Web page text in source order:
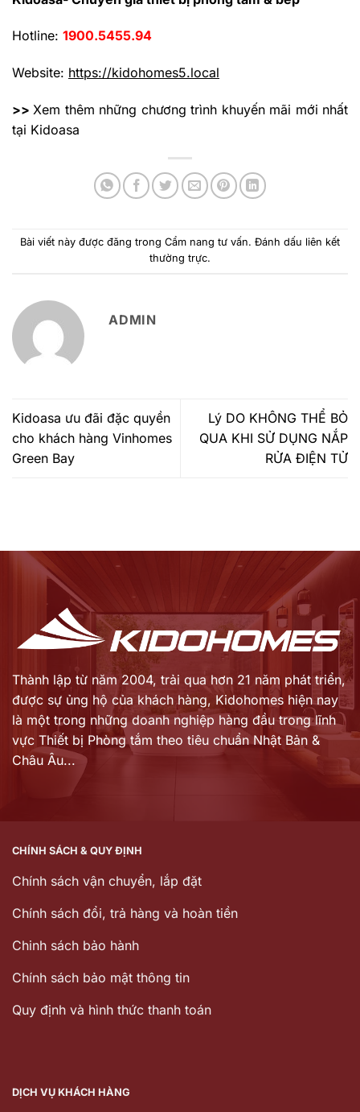
Hotline: 1900.5455.94
Website: https://kidohomes5.local
>> Xem thêm những chương trình khuyến mãi mới nhất
tại Kidoasa
Bài viết này được đăng trong Cẩm nang tư vấn. Đánh dấu liên kết
thường trực.
ADMIN
Kidoasa ưu đãi đặc quyền
cho khách hàng Vinhomes
Green Bay
Lý DO KHÔNG THỂ BỎ
QUA KHI SỬ DỤNG NẮP
RỬA ĐIỆN TỬ
Thành lập từ năm 2004, trải qua hơn 21 năm phát triển,
được sự ủng hộ của khách hàng, Kidohomes hiện nay
là một trong những doanh nghiệp hàng đầu trong lĩnh
vực Thiết bị Phòng tắm theo tiêu chuẩn Nhật Bản &
Châu Âu...
CHÍNH SÁCH & QUY ĐỊNH
Chính sách vận chuyển, lắp đặt
Chính sách đổi, trả hàng và hoàn tiền
Chinh sách bảo hành
Chính sách bảo mật thông tin
Quy định và hình thức thanh toán
DỊCH VỤ KHÁCH HÀNG